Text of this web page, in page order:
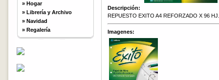
» Hogar
» Librería y Archivo
» Navidad
» Regalería
Descripción:
REPUESTO EXITO A4 REFORZADO X 96
Imagenes: